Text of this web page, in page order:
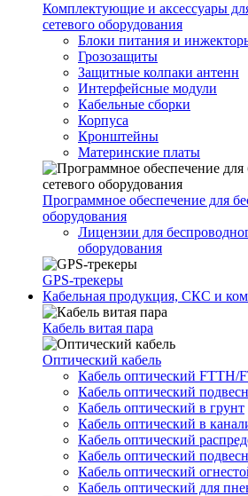
Комплектующие и аксессуары
сетевого оборудования
Блоки питания и
Грозозащиты
Защитные колпаки антенн
Интерфейсные модули
Кабельные сборки
Корпуса
Кронштейны
Материнские платы
Программное обеспечение для
оборудования
Лицензии для
оборудования
GPS-трекеры
Кабельная продукция, СКС и
Кабель витая пара
Оптический кабель
Кабель оптический FTTH/
Кабель оптический
Кабель оптический в грунт
Кабель оптический в
Кабель оптический
Кабель оптический
Кабель оптический
Кабель оптический для